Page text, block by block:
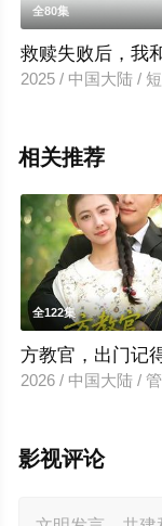
全80集
救赎失败后，我
2025 / 中国大陆 /
相关推荐
全122集
方教官，出门记
2026 / 中国大陆 /
影视评论